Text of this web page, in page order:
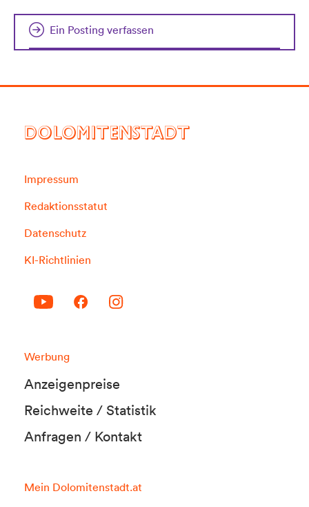
Ein Posting verfassen
DOLOMITENSTADT
Impressum
Redaktionsstatut
Datenschutz
KI-Richtlinien
Werbung
Anzeigenpreise
Reichweite / Statistik
Anfragen / Kontakt
Mein Dolomitenstadt.at